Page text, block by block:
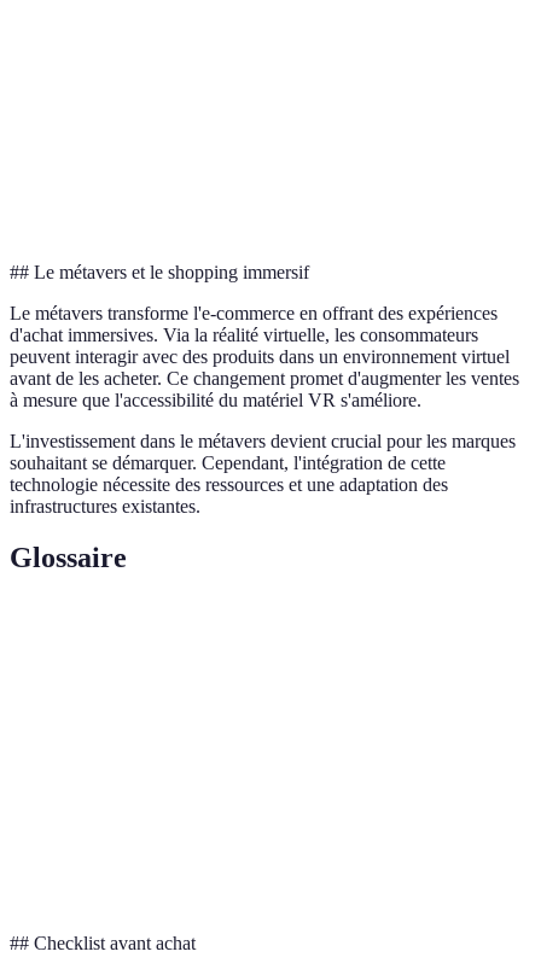
## Le métavers et le shopping immersif
Le métavers transforme l'e-commerce en offrant des expériences
d'achat immersives. Via la réalité virtuelle, les consommateurs
peuvent interagir avec des produits dans un environnement virtuel
avant de les acheter. Ce changement promet d'augmenter les ventes
à mesure que l'accessibilité du matériel VR s'améliore.
L'investissement dans le métavers devient crucial pour les marques
souhaitant se démarquer. Cependant, l'intégration de cette
technologie nécessite des ressources et une adaptation des
infrastructures existantes.
Glossaire
## Checklist avant achat